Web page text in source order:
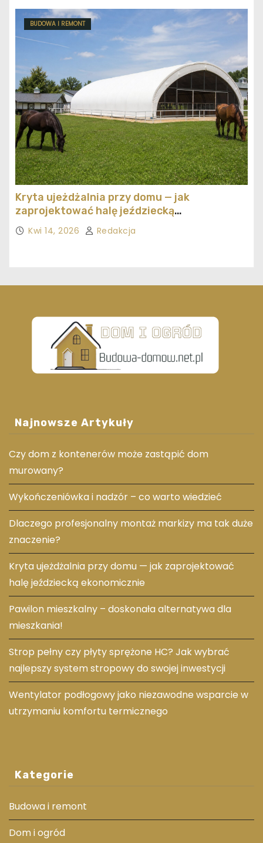
BUDOWA I REMONT
Kryta ujeżdżalnia przy domu — jak
zaprojektować halę jeździecką
ekonomicznie
Kwi 14, 2026 Redakcja
Najnowsze Artykuły
Czy dom z kontenerów może zastąpić dom
murowany?
Wykończeniówka i nadzór – co warto wiedzieć
Dlaczego profesjonalny montaż markizy ma tak duże
znaczenie?
Kryta ujeżdżalnia przy domu — jak zaprojektować
halę jeździecką ekonomicznie
Pawilon mieszkalny – doskonała alternatywa dla
mieszkania!
Strop pełny czy płyty sprężone HC? Jak wybrać
najlepszy system stropowy do swojej inwestycji
Wentylator podłogowy jako niezawodne wsparcie w
utrzymaniu komfortu termicznego
Kategorie
Budowa i remont
Dom i ogród